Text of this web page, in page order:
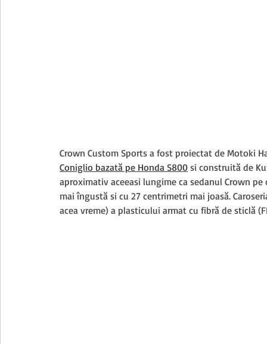
Crown Custom Sports a fost proiectat de Motoki
Coniglio bazată pe Honda S800 și construită de
aproximativ aceeași lungime ca sedanul Crown
mai îngustă și cu 27 centrimetri mai joasă.
acea vreme) a plasticului armat cu fibră de sticlă